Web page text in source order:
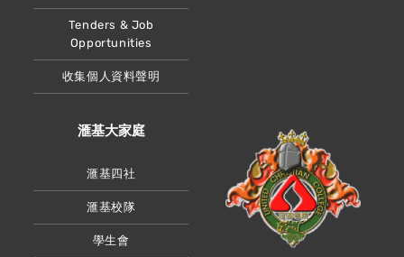
Tenders & Job
Opportunities
收集個人資料聲明
滙基大家庭
滙基四社
滙基校隊
學生會